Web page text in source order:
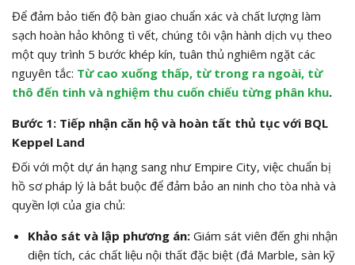
Để đảm bảo tiến độ bàn giao chuẩn xác và chất lượng làm
sạch hoàn hảo không tì vết, chúng tôi vận hành dịch vụ theo
một quy trình 5 bước khép kín, tuân thủ nghiêm ngặt các
nguyên tắc: Từ cao xuống thấp, từ trong ra ngoài, từ
thô đến tinh và nghiệm thu cuốn chiếu từng phân khu.
Bước 1: Tiếp nhận căn hộ và hoàn tất thủ tục với BQL
Keppel Land
Đối với một dự án hạng sang như Empire City, việc chuẩn bị
hồ sơ pháp lý là bắt buộc để đảm bảo an ninh cho tòa nhà và
quyền lợi của gia chủ:
Khảo sát và lập phương án:Giám sát viên đến ghi nhận
diện tích, các chất liệu nội thất đặc biệt (đá Marble, sàn kỹ